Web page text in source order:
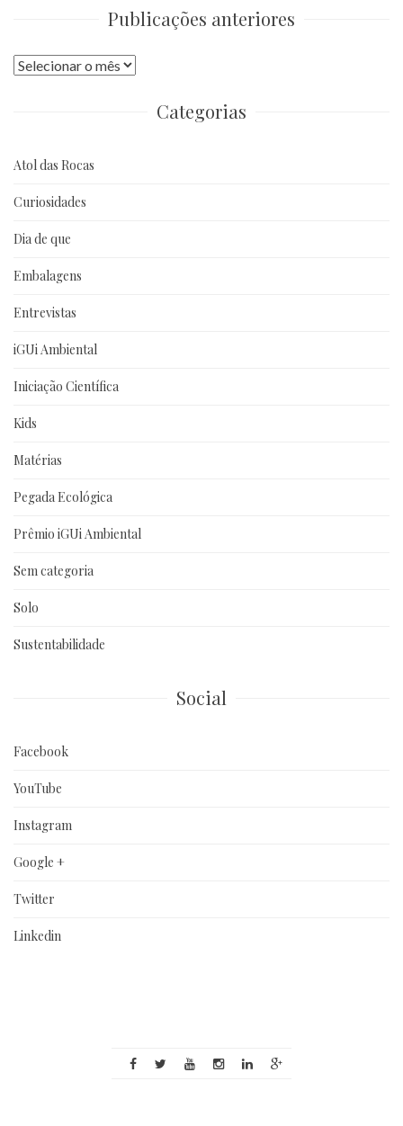
Publicações anteriores
Publicações
Categorias
Atol das Rocas
Curiosidades
Dia de que
Embalagens
Entrevistas
iGUi Ambiental
Iniciação Científica
Kids
Matérias
Pegada Ecológica
Prêmio iGUi Ambiental
Sem categoria
Solo
Sustentabilidade
Social
Facebook
YouTube
Instagram
Google +
Twitter
Linkedin